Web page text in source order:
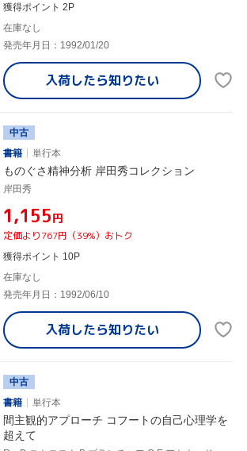
獲得ポイント 2P
在庫なし
発売年月日：1992/01/20
入荷したら知りたい
中古
書籍
単行本
ものぐさ精神分析 岸田秀コレクション
岸田秀
¥1,155円
定価より767円（39%）おトク
獲得ポイント 10P
在庫なし
発売年月日：1992/06/10
入荷したら知りたい
中古
書籍
単行本
間主観的アプローチ コフートの自己心理学を
超えて